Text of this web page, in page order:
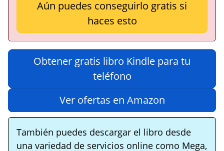
Aún puedes conseguirlo gratis si
haces esto
Obtener gratis libro Kindle para tu
teléfono
Ver ofertas en Amazon
También puedes descargar el libro desde
una variedad de servicios online como Mega,